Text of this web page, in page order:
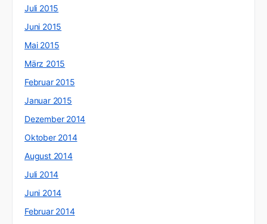
Juli 2015
Juni 2015
Mai 2015
März 2015
Februar 2015
Januar 2015
Dezember 2014
Oktober 2014
August 2014
Juli 2014
Juni 2014
Februar 2014